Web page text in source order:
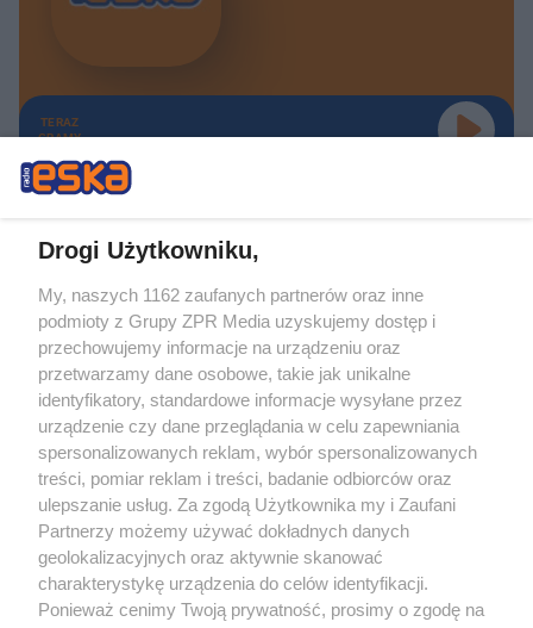
TERAZ
GRAMY
Żaden utwór zamieszczony w serwisie nie może być powielany i
rozpowszechniany lub dalej rozpowszechniany w jakikolwiek sposób (w
tym także elektroniczny lub mechaniczny) na jakimkolwiek polu
eksploatacji w jakiejkolwiek formie, włącznie z umieszczaniem w Internecie
bez pisemnej zgody właściciela praw. Jakiekolwiek użycie lub
wykorzystanie utworów w całości lub w części z naruszeniem prawa, tzn.
bez właściwej zgody, jest zabronione pod groźbą kary i może być ścigane
prawnie.
O nas
Drogi Użytkowniku,
My, naszych 1162 zaufanych partnerów oraz inne
podmioty z Grupy ZPR Media uzyskujemy dostęp i
przechowujemy informacje na urządzeniu oraz
przetwarzamy dane osobowe, takie jak unikalne
identyfikatory, standardowe informacje wysyłane przez
urządzenie czy dane przeglądania w celu zapewniania
spersonalizowanych reklam, wybór spersonalizowanych
treści, pomiar reklam i treści, badanie odbiorców oraz
ulepszanie usług. Za zgodą Użytkownika my i Zaufani
Partnerzy możemy używać dokładnych danych
geolokalizacyjnych oraz aktywnie skanować
charakterystykę urządzenia do celów identyfikacji.
Ponieważ cenimy Twoją prywatność, prosimy o zgodę na